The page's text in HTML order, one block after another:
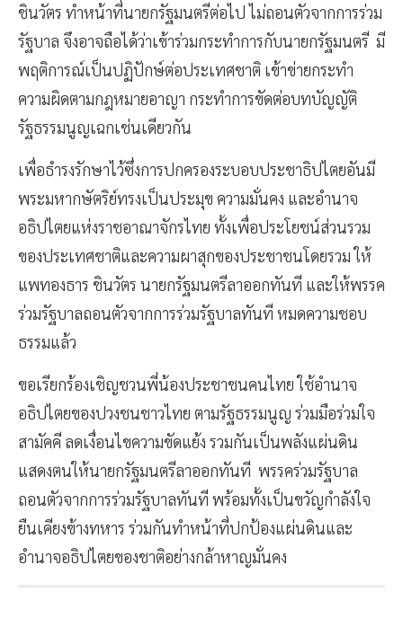
ชินวัตร ทำหน้าที่นายกรัฐมนตรีต่อไป ไม่ถอนตัวจากการร่วม
รัฐบาล จึงอาจถือได้ว่าเข้าร่วมกระทำการกับนายกรัฐมนตรี มี
พฤติการณ์เป็นปฏิปักษ์ต่อประเทศชาติ เข้าข่ายกระทำ
ความผิดตามกฎหมายอาญา กระทำการขัดต่อบทบัญญัติ
รัฐธรรมนูญเฉกเช่นเดียวกัน
เพื่อธำรงรักษาไว้ซึ่งการปกครองระบอบประชาธิปไตยอันมี
พระมหากษัตริย์ทรงเป็นประมุข ความมั่นคง และอำนาจ
อธิปไตยแห่งราชอาณาจักรไทย ทั้งเพื่อประโยชน์ส่วนรวม
ของประเทศชาติและความผาสุกของประชาชนโดยรวม ให้
แพทองธาร ชินวัตร นายกรัฐมนตรีลาออกทันที และให้พรรค
ร่วมรัฐบาลถอนตัวจากการร่วมรัฐบาลทันที หมดความชอบ
ธรรมแล้ว
ขอเรียกร้องเชิญชวนพี่น้องประชาชนคนไทย ใช้อำนาจ
อธิปไตยของปวงชนชาวไทย ตามรัฐธรรมนูญ ร่วมมือร่วมใจ
สามัคคี ลดเงื่อนไขความขัดแย้ง รวมกันเป็นพลังแผ่นดิน
แสดงตนให้นายกรัฐมนตรีลาออกทันที พรรคร่วมรัฐบาล
ถอนตัวจากการร่วมรัฐบาลทันที พร้อมทั้งเป็นขวัญกำลังใจ
ยืนเคียงข้างทหาร ร่วมกันทำหน้าที่ปกป้องแผ่นดินและ
อำนาจอธิปไตยของชาติอย่างกล้าหาญมั่นคง